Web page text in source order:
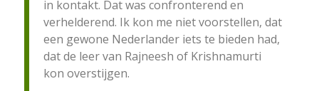
in kontakt. Dat was confronterend en
verhelderend. Ik kon me niet voorstellen, dat
een gewone Nederlander iets te bieden had,
dat de leer van Rajneesh of Krishnamurti
kon overstijgen.